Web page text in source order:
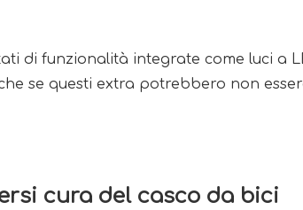
di funzionalità integrate come luci a
se questi extra potrebbero non
cura del casco da bici